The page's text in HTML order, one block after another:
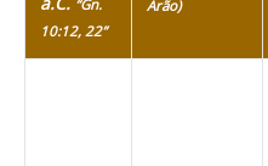
“Gn.
10:12, 22”
Arão)